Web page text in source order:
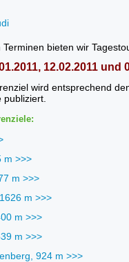
bieten wir
12.02.2011 und
wird entsprechend
m >>>
m >>>
m >>>
m >>>
m >>>
924 m >>>